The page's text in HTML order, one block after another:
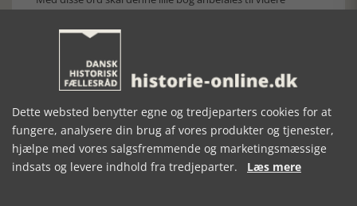
studier.
Historie-online.dk, den 2. maj 2017
Dette websted benytter egne og tredjeparters cookies for at
fungere, analysere din brug af vores produkter og tjenester,
hjælpe med vores salgsfremmende og marketingsmæssige
indsats og levere indhold fra tredjeparter. Læs mere